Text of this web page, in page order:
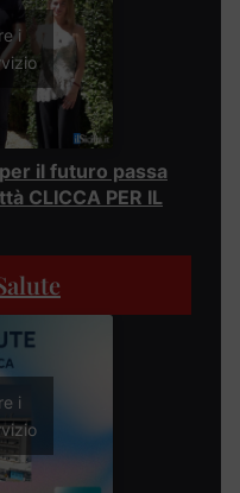
i
il futuro passa
CLICCA PER IL
i